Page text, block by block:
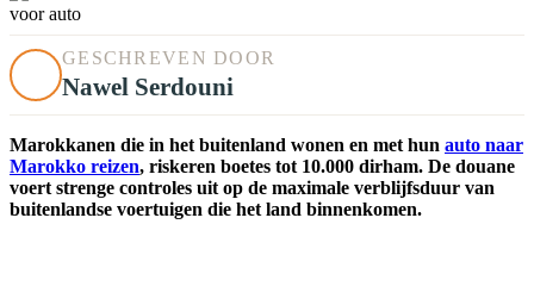
GESCHREVEN DOOR
Nawel Serdouni
Marokkanen die in het buitenland wonen en met hun auto naar
Marokko reizen, riskeren boetes tot 10.000 dirham. De douane
voert strenge controles uit op de maximale verblijfsduur van
buitenlandse voertuigen die het land binnenkomen.